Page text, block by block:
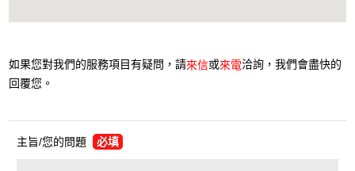
如果您對我們的服務項目有疑問，請來信或來電洽詢，我們會盡快的
回覆您。
主旨/您的問題 必填